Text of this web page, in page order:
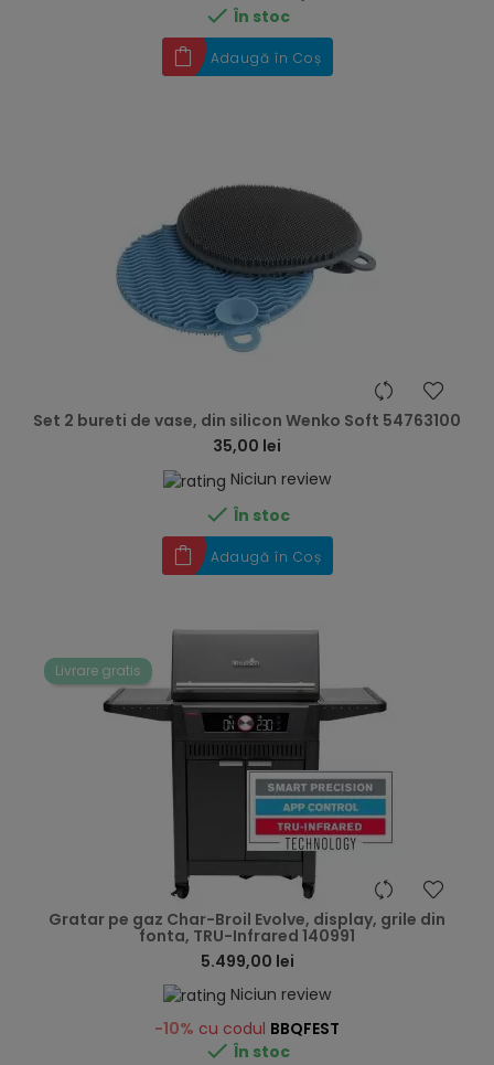
 În stoc
Adaugă în Coș
Set 2 bureti de vase, din silicon Wenko Soft 54763100
35,00 lei
Niciun review
 În stoc
Adaugă în Coș
Livrare gratis
Gratar pe gaz Char-Broil Evolve, display, grile din
fonta, TRU-Infrared 140991
5.499,00 lei
Niciun review
-10% cu codul BBQFEST
 În stoc